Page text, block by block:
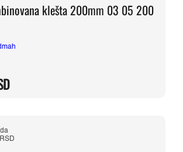
klešta 200mm 03 05 200
RSD.
RSD.